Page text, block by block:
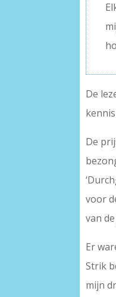
De
De
voor
van
Er
Strik
mijn